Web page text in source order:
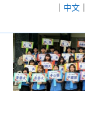
至
｜ 中文｜